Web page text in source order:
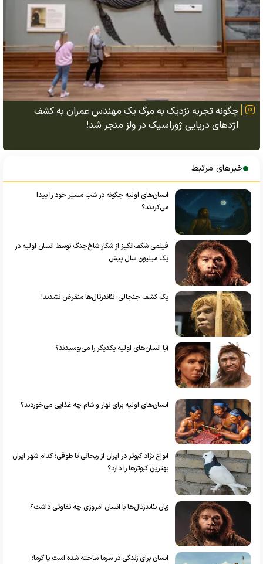
چگونه تجربه نزدیک به مرگ یک مهندس عمران به کشف
اژد‌های دریایی ژوراسیک در ولز منجر شد!
خبرهای مرتبط
انسان‌های اولیه چگونه در شب مسیر خود را پیدا
می‌کردند؟
فیلمی شگف‌انگیز از شکار شاخ‌چنگ توسط انسان اولیه در
یک میلیون سال پیش
یک کشف جنجالی؛ نئاندرتال‌ها منقرض نشدند!
آیا انسان‌های اولیه یکدیگر را می‌بوسیدند؟
انسان‌های اولیه برای نهار و شام چه غذایی می‌خوردند؟
انواع نژاد کبوتر در ایران از ریحانی تا طوقی؛ کدام شهر ایران
بهترین کبوترها را دارد؟
زبان نئاندرتال‌ها با انسان امروزی چه تفاوتی داشت؟
انسان برای زندگی در سرما ساخته شده است یا گرما؛